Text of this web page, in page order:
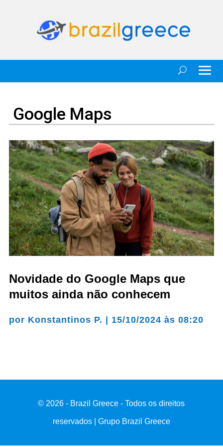
Google Maps
Novidade do Google Maps que
muitos ainda não conhecem
por Konstantinos P. | 15/10/2024 às 08:20
© 2026 - Brazil Greece - Todos os direitos
reservados | Grupo Brazil Greece